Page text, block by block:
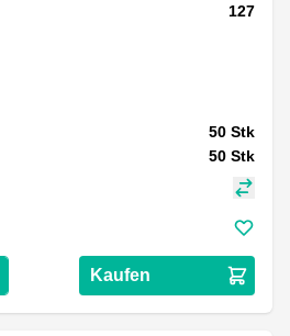
127
50 Stk
50 Stk
Kaufen